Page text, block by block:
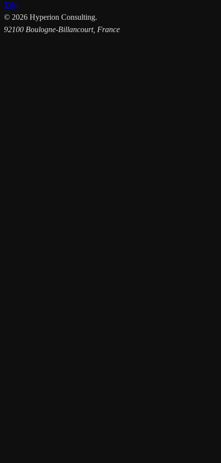
Tab)
© 2026 Hyperion Consulting.
92100 Boulogne-Billancourt, France